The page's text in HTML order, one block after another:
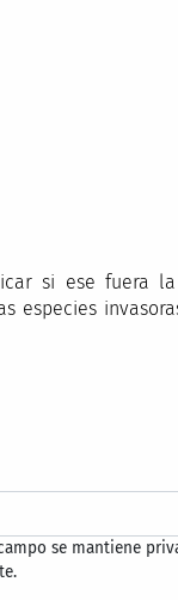
si ese fuera
especies
se mantiene